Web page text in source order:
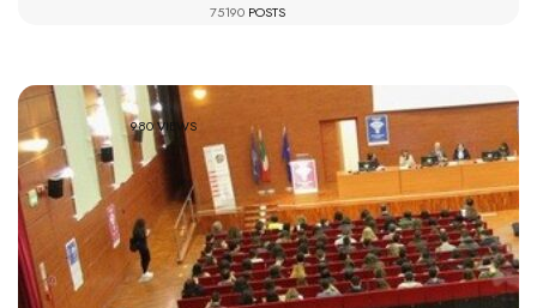
75190 POSTS
980 VIEWS